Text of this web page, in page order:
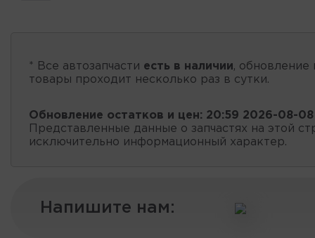
* Все автозапчасти есть в наличии, обновление
товары проходит несколько раз в сутки.
Обновление остатков и цен: 20:59 2026-08-08
Представленные данные о запчастях на этой
исключительно информационный характер.
Напишите нам: